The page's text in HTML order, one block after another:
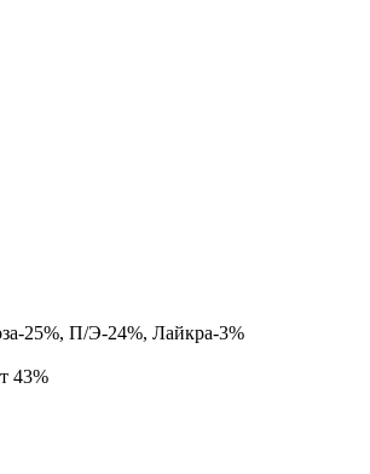
25%, П/Э-24%, Лайкра-3%
43%